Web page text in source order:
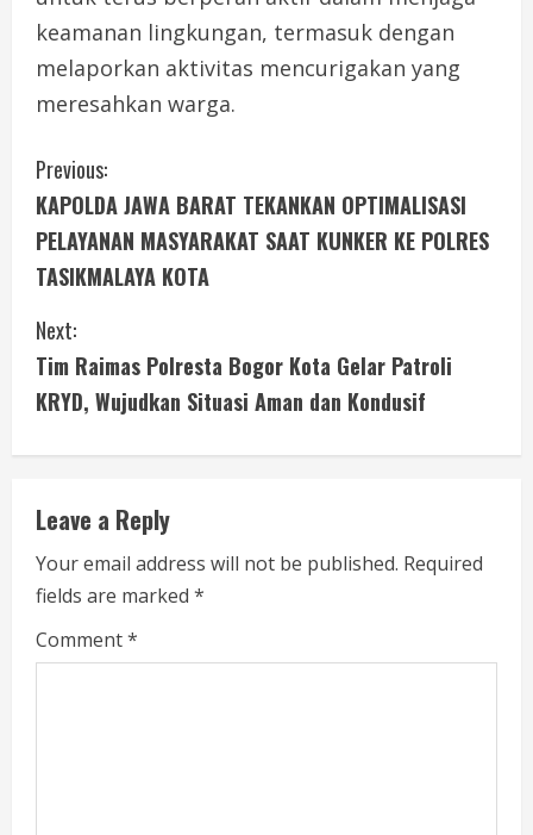
keamanan lingkungan, termasuk dengan
melaporkan aktivitas mencurigakan yang
meresahkan warga.
C
o
n
t
i
n
e
R
e
a
Previous:
KAPOLDA JAWA BARAT TEKANKAN OPTIMALISASI
PELAYANAN MASYARAKAT SAAT KUNKER KE POLRES
TASIKMALAYA KOTA
Next:
Tim Raimas Polresta Bogor Kota Gelar Patroli
KRYD, Wujudkan Situasi Aman dan Kondusif
Leave a Reply
Your email address will not be published. Required
fields are marked *
Comment*